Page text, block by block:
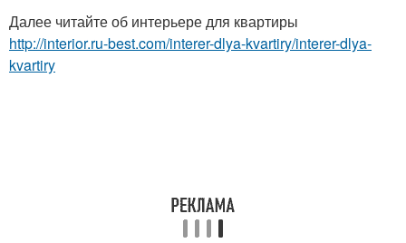
Далее читайте об интерьере для квартиры
http://interior.ru-best.com/interer-dlya-kvartiry/interer-dlya-
kvartiry